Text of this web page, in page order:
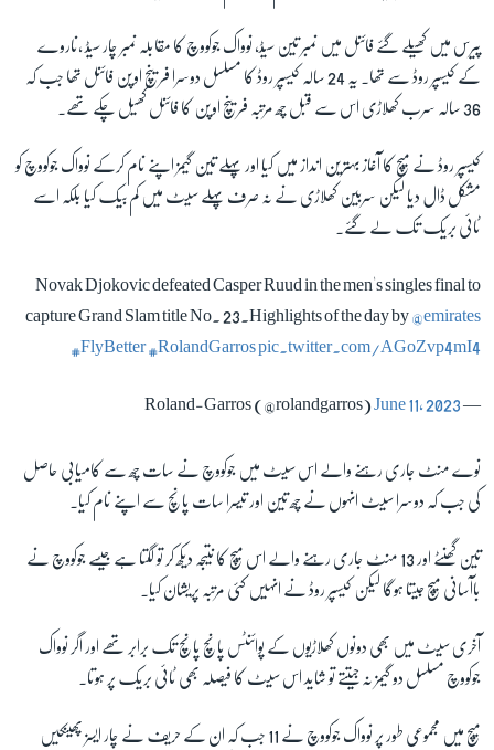
پیرس میں کھیلے گئے فائنل میں نمبر تین سیڈ, نوواک جوکووچ کا مقابلہ نمبر چار سیڈ ,ناروے
کے کیسپر روڈ سے تھا۔ یہ 24 سالہ کیسپر روڈ کا مسلسل دوسرا فرینچ اوپن فائنل تھا جب کہ
36 سالہ سرب کھلاڑی اس سے قبل چھ مرتبہ فرینچ اوپن کا فائنل کھیل چکے تھے۔
کیسپر روڈ نے میچ کا آغاز بہترین انداز میں کیا اور پہلے تین گیمز اپنے نام کرکے نوواک جوکووچ کو
مشکل ڈال دیا لیکن سربین کھلاڑی نے نہ صرف پہلے سیٹ میں کم بیک کیا بلکہ اسے
ٹائی بریک تک لے گئے۔
Novak Djokovic defeated Casper Ruud in the men's singles final to
capture Grand Slam title No. 23.Highlights of the day by @emirates
#FlyBetter #RolandGarrospic.twitter.com/AGoZvp4mI4
— Roland-Garros (@rolandgarros)
June 11, 2023
نوے منٹ جاری رہنے والے اس سیٹ میں جوکووچ نے سات چھ سے کامیابی حاصل
کی جب کہ دوسرا سیٹ انہوں نے چھ تین اور تیسرا سات پانچ سے اپنے نام کیا۔
تین گھنٹے اور 13 منٹ جاری رہنے والے اس میچ کا نتیجہ دیکھ کر تو لگتا ہے جیسے جوکووچ نے
باآسانی میچ جیتا ہوگا لیکن کیسپر روڈ نے انہیں کئی مرتبہ پریشان کیا۔
آخری سیٹ میں بھی دونوں کھلاڑیوں کے پوائنٹس پانچ پانچ تک برابر تھے اور اگر نوواک
جوکووچ مسلسل دو گیمز نہ جیتتے تو شاید اس سیٹ کا فیصلہ بھی ٹائی بریک پر ہوتا۔
میچ میں مجموعی طور پر نوواک جوکووچ نے 11 جب کہ ان کے حریف نے چار ایسز پھینکیں